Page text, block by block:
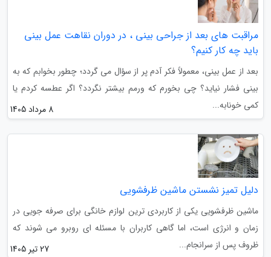
مراقبت های بعد از جراحی بینی ، در دوران نقاهت عمل بینی
باید چه کار کنیم؟
بعد از عمل بینی، معمولاً فکر آدم پر از سؤال می گردد؛ چطور بخوابم که به
بینی فشار نیاید؟ چی بخورم که ورمم بیشتر نگردد؟ اگر عطسه کردم یا
کمی خونابه...
8 مرداد 1405
دلیل تمیز نشستن ماشین ظرفشویی
ماشین ظرفشویی یکی از کاربردی ترین لوازم خانگی برای صرفه جویی در
زمان و انرژی است، اما گاهی کاربران با مسئله ای روبرو می شوند که
ظروف پس از سرانجام...
27 تیر 1405